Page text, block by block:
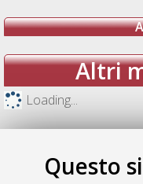
Questo
Altri
Loading...